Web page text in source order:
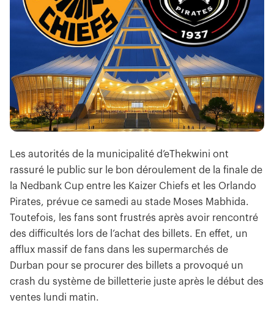
Les autorités de la municipalité d’eThekwini ont
rassuré le public sur le bon déroulement de la finale de
la Nedbank Cup entre les Kaizer Chiefs et les Orlando
Pirates, prévue ce samedi au stade Moses Mabhida.
Toutefois, les fans sont frustrés après avoir rencontré
des difficultés lors de l’achat des billets. En effet, un
afflux massif de fans dans les supermarchés de
Durban pour se procurer des billets a provoqué un
crash du système de billetterie juste après le début des
ventes lundi matin.